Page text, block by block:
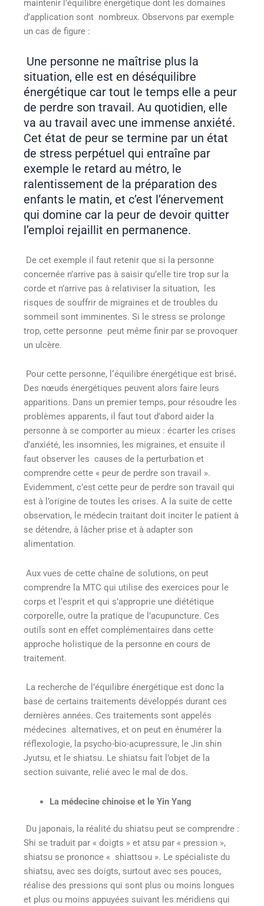
maintenir l’équilibre énergétique dont les domaines
d’application sont nombreux. Observons par exemple
un cas de figure :
Une personne ne maîtrise plus la
situation, elle est en déséquilibre
énergétique car tout le temps elle a peur
de perdre son travail. Au quotidien, elle
va au travail avec une immense anxiété.
Cet état de peur se termine par un état
de stress perpétuel qui entraîne par
exemple le retard au métro, le
ralentissement de la préparation des
enfants le matin, et c’est l’énervement
qui domine car la peur de devoir quitter
l’emploi rejaillit en permanence.
De cet exemple il faut retenir que si la personne
concernée n’arrive pas à saisir qu’elle tire trop sur la
corde et n’arrive pas à relativiser la situation, les
risques de souffrir de migraines et de troubles du
sommeil sont imminentes. Si le stress se prolonge
trop, cette personne peut même finir par se provoquer
un ulcère.
Pour cette personne, l ‘équilibre énergétique est brisé.
Des nœuds énergétiques peuvent alors faire leurs
apparitions. Dans un premier temps, pour résoudre les
problèmes apparents, il faut tout d’abord aider la
personne à se comporter au mieux : écarter les crises
d’anxiété, les insomnies, les migraines, et ensuite il
faut observer les causes de la perturbation et
comprendre cette « peur de perdre son travail ».
Evidemment, c’est cette peur de perdre son travail qui
est à l’origine de toutes les crises. A la suite de cette
observation, le médecin traitant doit inciter le patient à
se détendre, à lâcher prise et à adapter son
alimentation.
Aux vues de cette chaîne de solutions, on peut
comprendre la MTC qui utilise des exercices pour le
corps et l’esprit et qui s’approprie une diététique
corporelle, outre la pratique de l’acupuncture. Ces
outils sont en effet complémentaires dans cette
approche holistique de la personne en cours de
traitement.
La recherche de l’équilibre énergétique est donc la
base de certains traitements développés durant ces
dernières années. Ces traitements sont appelés
médecines alternatives, et on peut en énumérer la
réflexologie, la psycho-bio-acupressure, le Jin shin
Jyutsu, et le shiatsu. Le shiatsu fait l’objet de la
section suivante, relié avec le mal de dos.
La médecine chinoise et le Yin Yang
Du japonais, la réalité du shiatsu peut se comprendre :
Shi se traduit par « doigts » et atsu par « pression »,
shiatsu se prononce « shiattsou ». Le spécialiste du
shiatsu, avec ses doigts, surtout avec ses pouces,
réalise des pressions qui sont plus ou moins longues
et plus ou moins appuyées suivant les méridiens qui